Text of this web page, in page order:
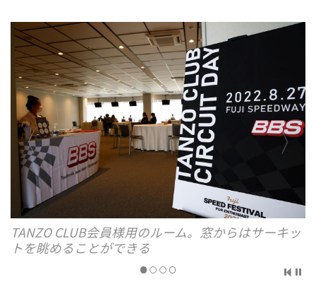
TANZO CLUB会員様用のルーム。窓からはサーキッ
トを眺めることができる